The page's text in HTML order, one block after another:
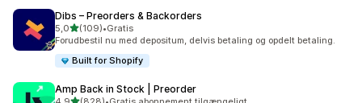
Dibs – Preorders & Backorders
5,0ud af 5 stjerner
(109)
109 anmeldelser i alt
•Gratis
Forudbestil nu med depositum, delvis betaling og opdelt betaling.
Built for Shopify
Amp Back in Stock | Preorder
ud af 5 stjerner